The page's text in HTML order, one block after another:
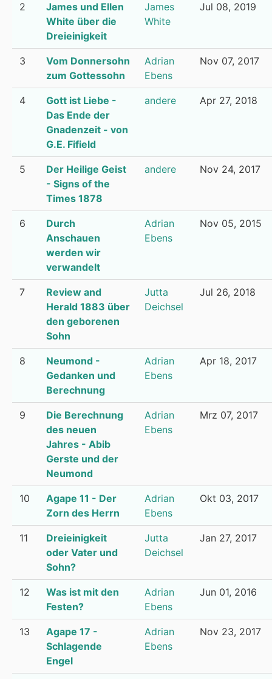
2
James und Ellen
White über die
Dreieinigkeit
James
White
Jul 08, 2019
3
Vom Donnersohn
zum Gottessohn
Adrian
Ebens
Nov 07, 2017
4
Gott ist Liebe -
Das Ende der
Gnadenzeit - von
G.E. Fifield
andere Apr 27, 2018
5
Der Heilige Geist
- Signs of the
Times 1878
andere Nov 24, 2017
6
Durch
Anschauen
werden wir
verwandelt
Adrian
Ebens
Nov 05, 2015
7
Review and
Herald 1883 über
den geborenen
Sohn
Jutta
Deichsel
Jul 26, 2018
8
Neumond -
Gedanken und
Berechnung
Adrian
Ebens
Apr 18, 2017
9
Die Berechnung
des neuen
Jahres - Abib
Gerste und der
Neumond
Adrian
Ebens
Mrz 07, 2017
10
Agape 11 - Der
Zorn des Herrn
Adrian
Ebens
Okt 03, 2017
11
Dreieinigkeit
oder Vater und
Sohn?
Jutta
Deichsel
Jan 27, 2017
12
Was ist mit den
Festen?
Adrian
Ebens
Jun 01, 2016
13
Agape 17 -
Schlagende
Engel
Adrian
Ebens
Nov 23, 2017